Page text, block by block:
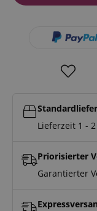
Lieferzeit 1 -
Priorisierter
Garantierter